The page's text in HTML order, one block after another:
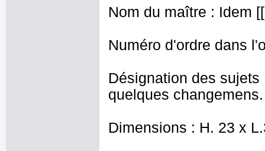
Nom du maître : Idem
Numéro d'ordre dans
Désignation des
quelques
Dimensions : H. 23 x